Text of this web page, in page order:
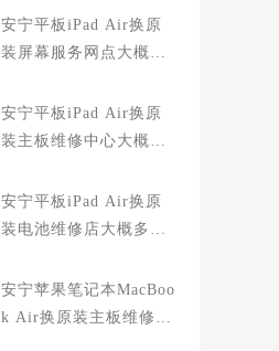
安宁平板iPad Air换原
装屏幕服务网点大概多
安宁平板iPad Air换原
装主板维修中心大概多
安宁平板iPad Air换原
装电池维修店大概多少
安宁苹果笔记本MacBoo
k Air换原装主板维修中